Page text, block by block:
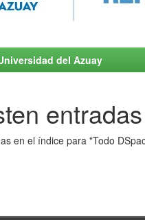
del Azuay
en el índice para "Todo